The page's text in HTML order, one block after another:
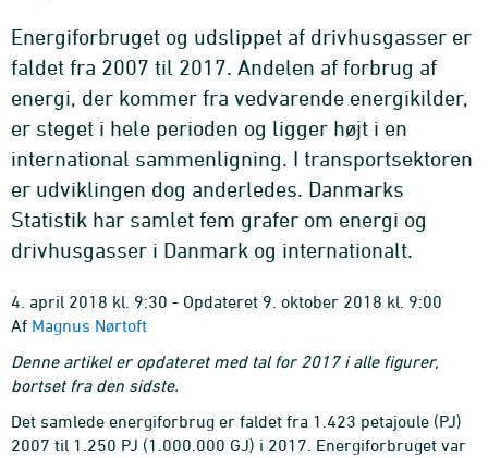
Energiforbruget og udslippet af drivhusgasser er
faldet fra 2007 til 2017. Andelen af forbrug af
energi, der kommer fra vedvarende energikilder,
er steget i hele perioden og ligger højt i en
international sammenligning. I transportsektoren
er udviklingen dog anderledes. Danmarks
Statistik har samlet fem grafer om energi og
drivhusgasser i Danmark og internationalt.
4. april 2018 kl. 9:30 - Opdateret 9. oktober 2018 kl. 9:00
Af Magnus Nørtoft
Denne artikel er opdateret med tal for 2017 i alle figurer,
bortset fra den sidste.
Det samlede energiforbrug er faldet fra 1.423 petajoule (PJ)
2007 til 1.250 PJ (1.000.000 GJ) i 2017. Energiforbruget var